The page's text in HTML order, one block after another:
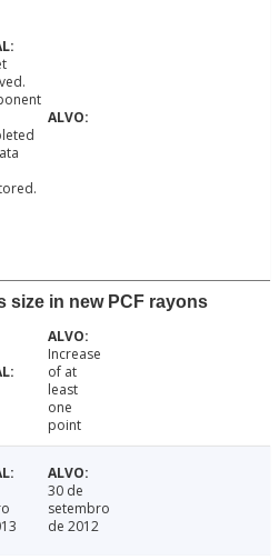
size in new PCF rayons
Increase
of at
least
one
point
30 de
setembro
de 2012